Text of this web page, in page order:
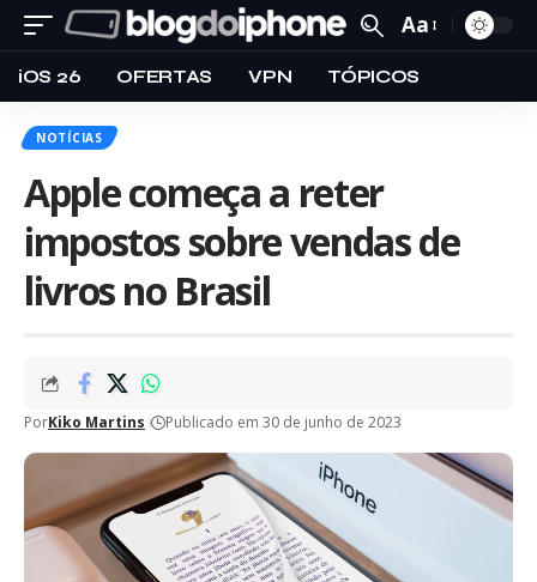
Aa
iOS 26 OFERTAS VPN TÓPICOS
NOTÍCIAS
Apple começa a reter
impostos sobre vendas de
livros no Brasil
PorKiko Martins Publicado em 30 de junho de 2023